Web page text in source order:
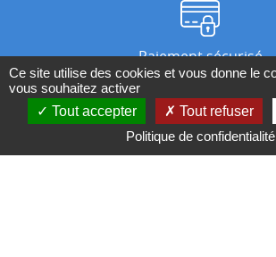
Paiement sécurisé
Nos magasins
Ce site utilise des cookies et vous donne le
vous souhaitez activer
Tout accepter
Tout refuser
Politique de confidentialité